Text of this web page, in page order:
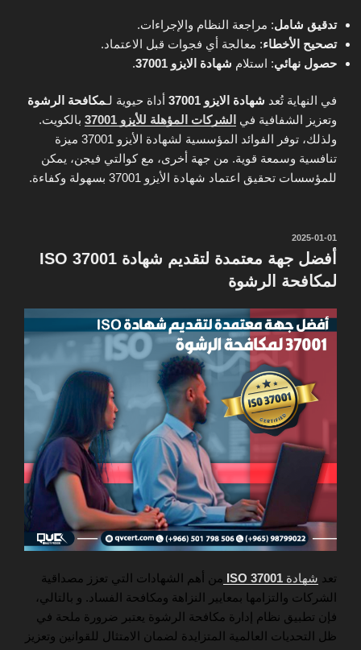
تدقيق شامل: مراجعة النظام والإجراءات.
تصحيح الأخطاء: معالجة أي فجوات قبل الاعتماد.
حصول نهائي: استلام شهادة الايزو 37001 .
في النهاية تُعد شهادة الايزو 37001 أداة حيوية لـمكافحة الرشوة
وتعزيز الشفافية في الشركات المؤهلة للأيزو 37001
بالكويت.
ولذلك، توفر الفوائد المؤسسية لشهادة الأيزو 37001 ميزة
تنافسية وسمعة قوية. من جهة أخرى، مع كوالتي فيجن، يمكن
للمؤسسات تحقيق اعتماد شهادة الأيزو 37001 بسهولة وكفاءة.
نُشر
في
2025-01-01
أفضل جهة معتمدة لتقديم شهادة ISO 37001
لمكافحة الرشوة
تعد شهادة ISO 37001 من أهم الشهادات التي تعزز مصداقية
الشركات والتزامها بمعايير النزاهة ومكافحة الفساد. و بالتالي،
فإن تطبيق نظام إدارة مكافحة الرشوة يعتبر ضرورة ملحة في
ظل التحديات العالمية المتزايدة لضمان الامتثال للقوانين وتعزيز